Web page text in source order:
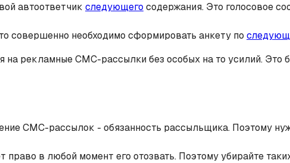
автоответчик следующего содержания. Это голосовое
совершенно необходимо сформировать анкету по
на рекламные СМС-рассылки без особых на то усилий. Это
СМС-рассылок - обязанность рассыльщика. Поэтому
в любой момент его отозвать. Поэтому убирайте